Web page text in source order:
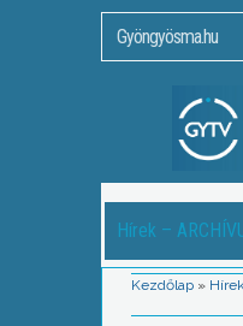
Gyöngyösma.hu
Hírek –
Kezdőlap »